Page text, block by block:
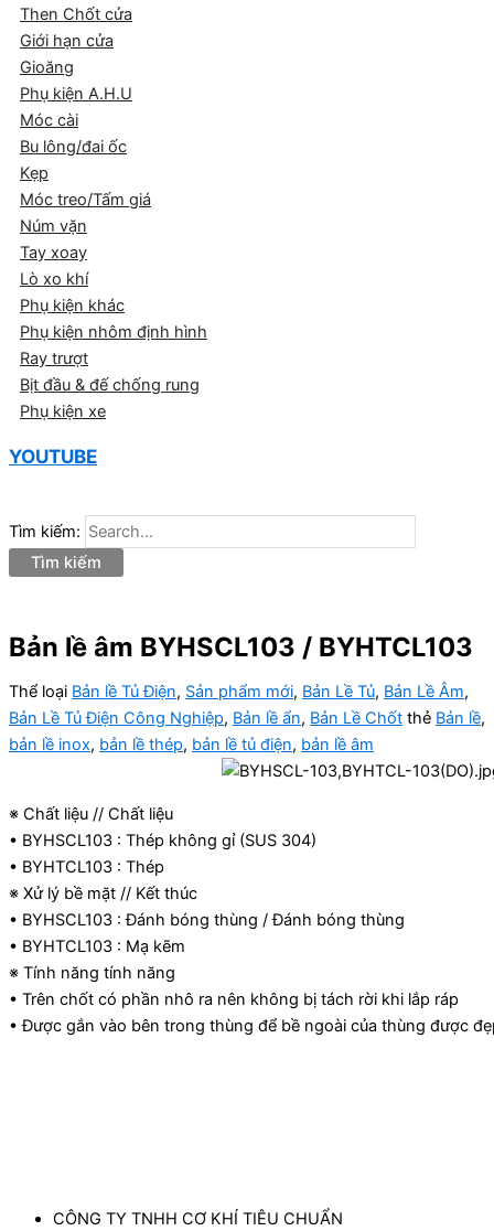
Then Chốt cửa
Giới hạn cửa
Gioăng
Phụ kiện A.H.U
Móc cài
Bu lông/đai ốc
Kẹp
Móc treo/Tấm giá
Núm vặn
Tay xoay
Lò xo khí
Phụ kiện khác
Phụ kiện nhôm định hình
Ray trượt
Bịt đầu & đế chống rung
Phụ kiện xe
YOUTUBE
Tìm kiếm:
Bản lề âm BYHSCL103 / BYHTCL103
Thể loại Bản lề Tủ Điện, Sản phẩm mới, Bản Lề Tủ, Bản Lề Âm,
Bản Lề Tủ Điện Công Nghiệp, Bản lề ẩn, Bản Lề Chốt thẻ Bản lề,
bản lề inox, bản lề thép, bản lề tủ điện, bản lề âm
※ Chất liệu // Chất liệu
• BYHSCL103 : Thép không gỉ (SUS 304)
• BYHTCL103 : Thép
※ Xử lý bề mặt // Kết thúc
• BYHSCL103 : Đánh bóng thùng / Đánh bóng thùng
• BYHTCL103 : Mạ kẽm
※ Tính năng tính năng
• Trên chốt có phần nhô ra nên không bị tách rời khi lắp ráp
• Được gắn vào bên trong thùng để bề ngoài của thùng được
CÔNG TY TNHH CƠ KHÍ TIÊU CHUẨN